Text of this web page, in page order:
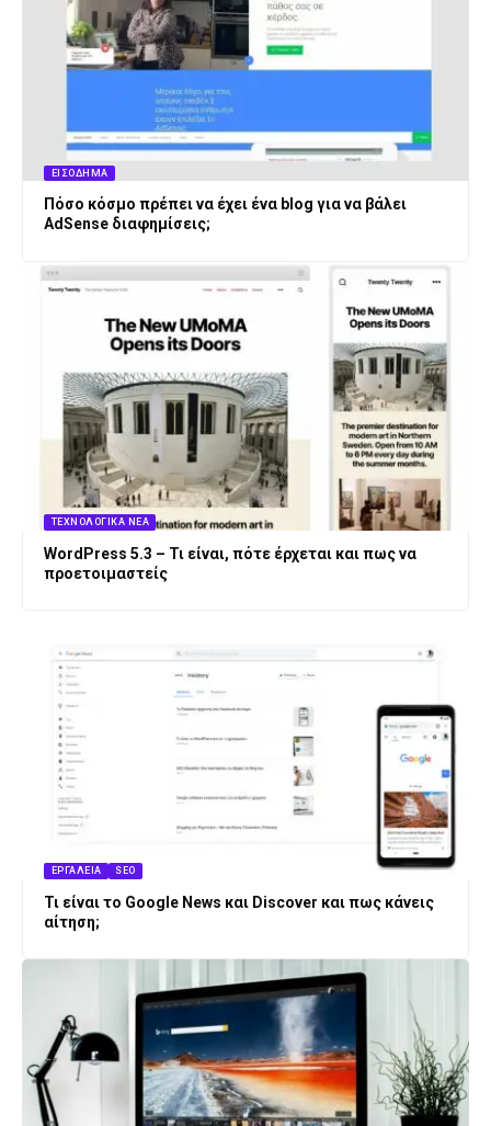
ΕΙΣΌΔΗΜΑ
Πόσο κόσμο πρέπει να έχει ένα blog για να βάλει
AdSense διαφημίσεις;
ΤΕΧΝΟΛΟΓΙΚΆ ΝΈΑ
WordPress 5.3 – Τι είναι, πότε έρχεται και πως να
προετοιμαστείς
ΕΡΓΑΛΕΊΑ SEO
Τι είναι το Google News και Discover και πως κάνεις
αίτηση;